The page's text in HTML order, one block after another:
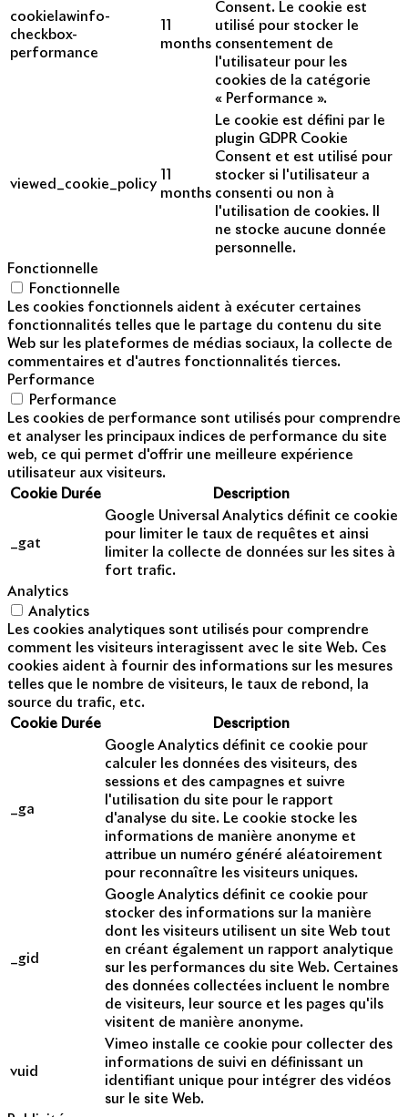
cookielawinfo-
checkbox-
performance
months
Consent. Le cookie est
utilisé pour stocker le
consentement de
l'utilisateur pour les
cookies de la catégorie
« Performance ».
viewed_cookie_policy
months
Le cookie est défini par le
plugin GDPR Cookie
Consent et est utilisé pour
stocker si l'utilisateur a
consenti ou non à
l'utilisation de cookies. Il
ne stocke aucune donnée
personnelle.
Fonctionnelle
Fonctionnelle
Les cookies fonctionnels aident à exécuter certaines
fonctionnalités telles que le partage du contenu du site
Web sur les plateformes de médias sociaux, la collecte de
commentaires et d'autres fonctionnalités tierces.
Performance
Performance
Les cookies de performance sont utilisés pour comprendre
et analyser les principaux indices de performance du site
web, ce qui permet d'offrir une meilleure expérience
utilisateur aux visiteurs.
Cookie Durée Description
_gat
Google Universal Analytics définit ce cookie
pour limiter le taux de requêtes et ainsi
limiter la collecte de données sur les sites à
fort trafic.
Analytics
Analytics
Les cookies analytiques sont utilisés pour comprendre
comment les visiteurs interagissent avec le site Web. Ces
cookies aident à fournir des informations sur les mesures
telles que le nombre de visiteurs, le taux de rebond, la
source du trafic, etc.
Cookie Durée Description
_ga
Google Analytics définit ce cookie pour
calculer les données des visiteurs, des
sessions et des campagnes et suivre
l'utilisation du site pour le rapport
d'analyse du site. Le cookie stocke les
informations de manière anonyme et
attribue un numéro généré aléatoirement
pour reconnaître les visiteurs uniques.
_gid
Google Analytics définit ce cookie pour
stocker des informations sur la manière
dont les visiteurs utilisent un site Web tout
en créant également un rapport analytique
sur les performances du site Web. Certaines
des données collectées incluent le nombre
de visiteurs, leur source et les pages qu'ils
visitent de manière anonyme.
vuid
Vimeo installe ce cookie pour collecter des
informations de suivi en définissant un
identifiant unique pour intégrer des vidéos
sur le site Web.